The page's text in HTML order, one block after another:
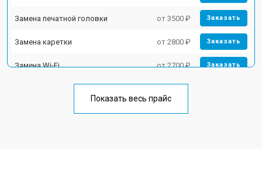
Замена печатной головки от 3500 ₽ Заказать
Замена каретки от 2800 ₽ Заказать
Замена Wi-Fi от 2700 ₽ Заказать
от 3500 ₽
Показать весь прайс